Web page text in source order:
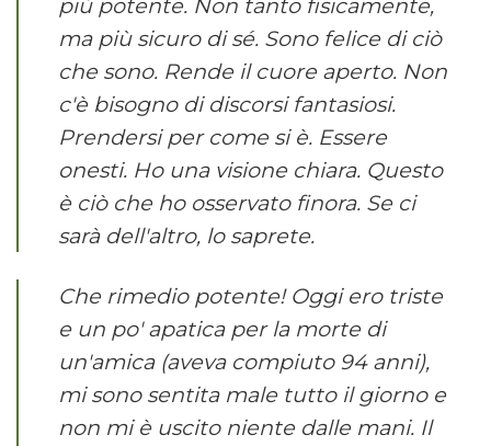
più potente. Non tanto fisicamente,
ma più sicuro di sé. Sono felice di ciò
che sono. Rende il cuore aperto. Non
c'è bisogno di discorsi fantasiosi.
Prendersi per come si è. Essere
onesti. Ho una visione chiara. Questo
è ciò che ho osservato finora. Se ci
sarà dell'altro, lo saprete.
Che rimedio potente! Oggi ero triste
e un po' apatica per la morte di
un'amica (aveva compiuto 94 anni),
mi sono sentita male tutto il giorno e
non mi è uscito niente dalle mani. Il